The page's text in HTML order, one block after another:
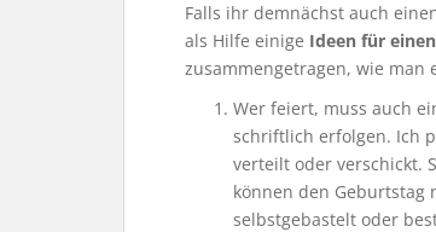
Falls ihr demnächst auch
als Hilfe einige Ideen für
zusammengetragen, wie man
Wer feiert, muss auch
schriftlich erfolgen. Ich
verteilt oder verschickt.
können den Geburtstag
selbstgebastelt oder